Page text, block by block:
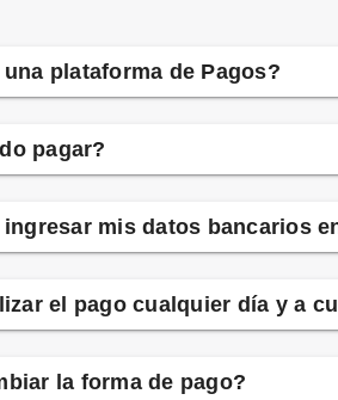
plataforma de Pagos?
pagar?
mis datos bancarios
el pago cualquier día y a
la forma de pago?